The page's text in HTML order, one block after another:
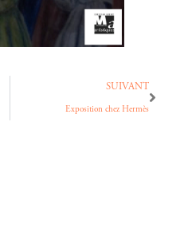
SUIVANT
Exposition chez Hermès